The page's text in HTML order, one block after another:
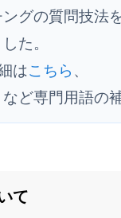
グの質問技法
た。
はこちら 、
など専門用語の
て